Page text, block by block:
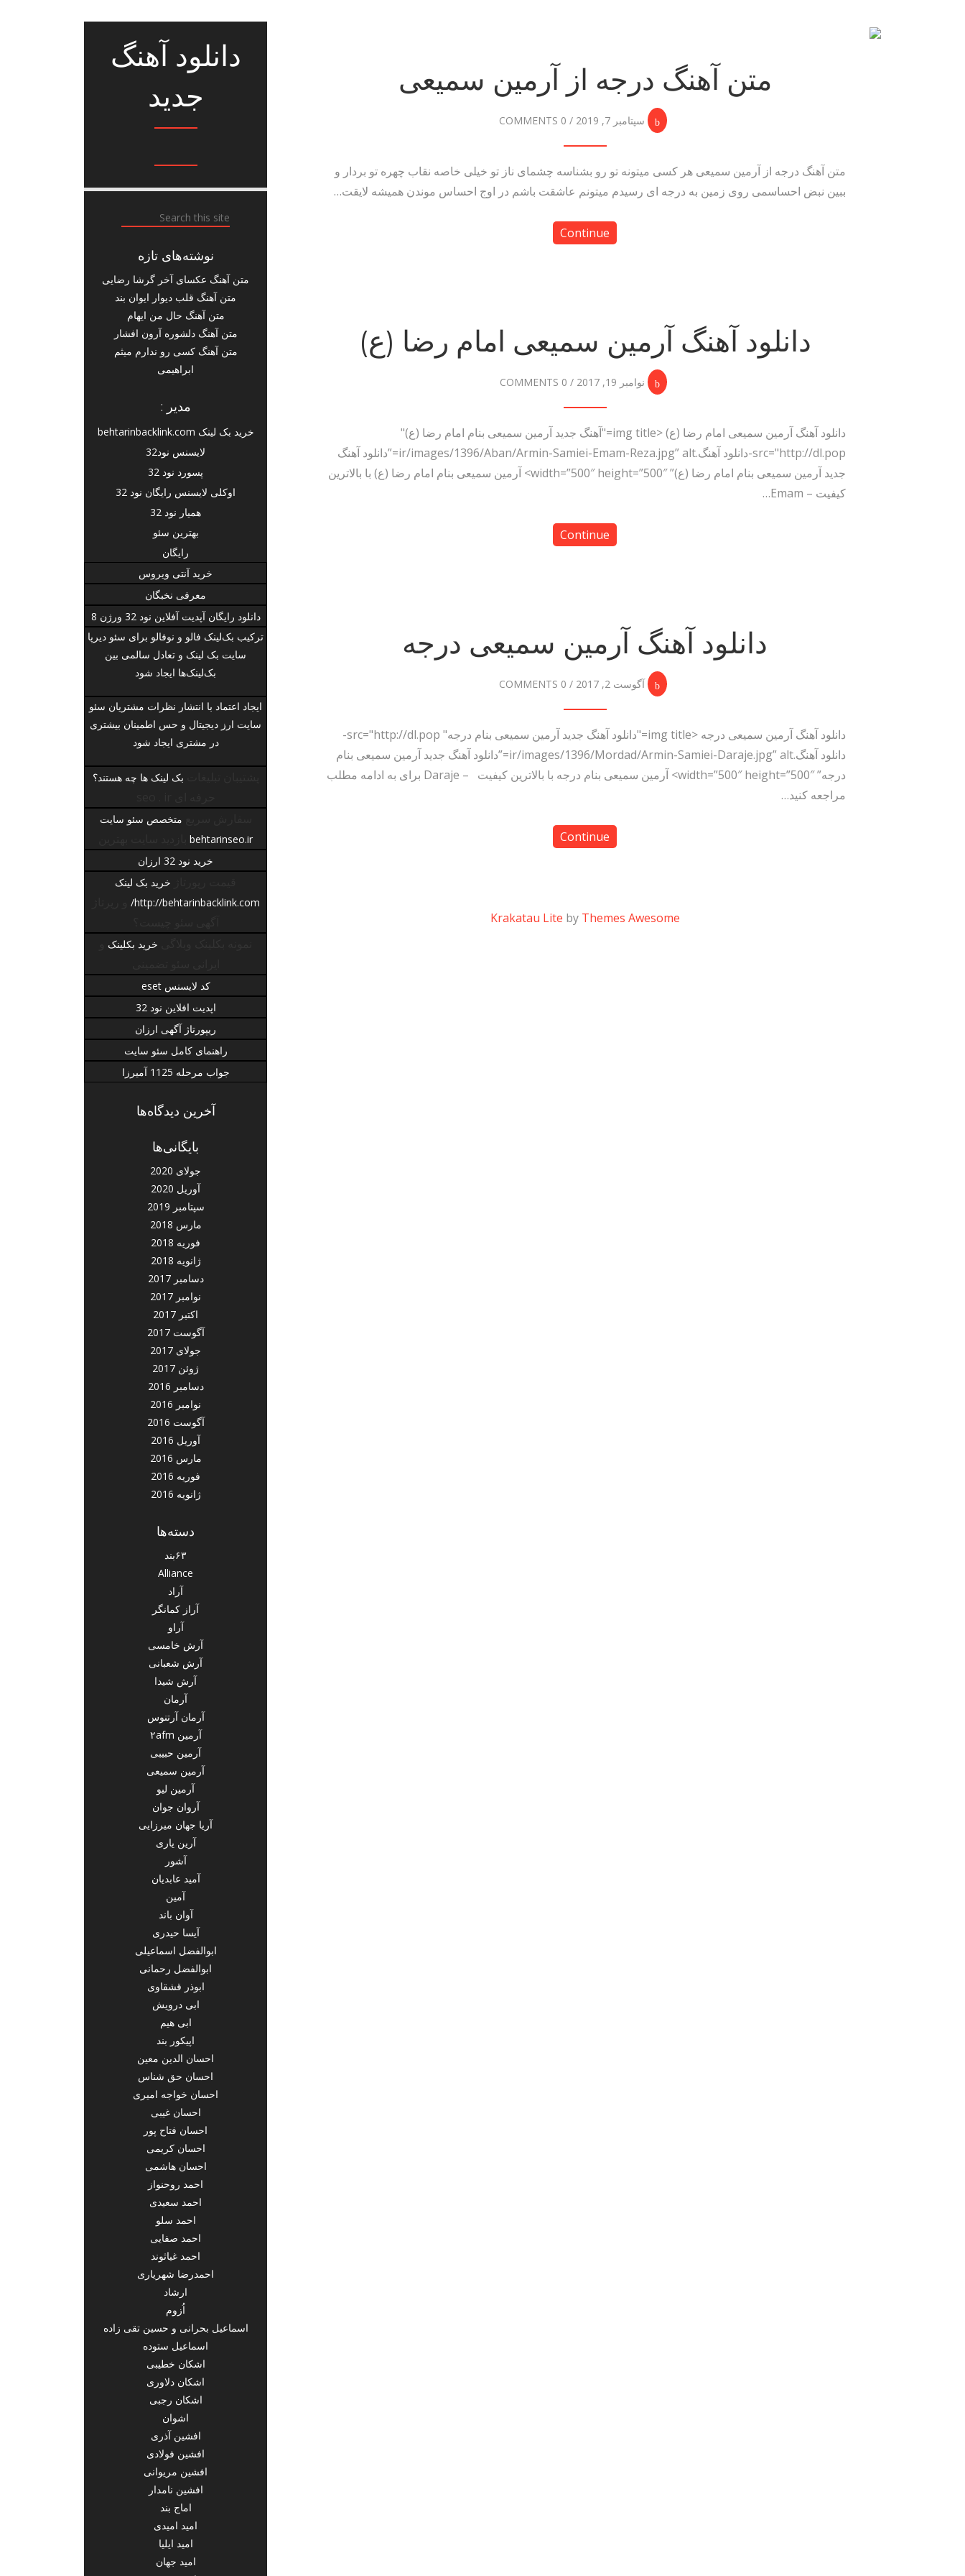
دانلود آهنگ
جدید
نوشته‌های تازه
متن آهنگ عکسای آخر گرشا رضایی
متن آهنگ قلب دیوار ایوان بند
متن آهنگ حال من ایهام
متن آهنگ دلشوره آرون افشار
متن آهنگ کسی رو ندارم میثم
ابراهیمی
مدیر :
خرید بک لینک behtarinbacklink.com
لایسنس نود32
پسورد نود 32
اوکلی لایسنس رایگان نود 32
همیار نود 32
بهترین سئو
رایگان
خرید آنتی ویروس
معرفی نخبگان
دانلود رایگان آپدیت آفلاین نود 32 ورژن 8
ترکیب بک‌لینک فالو و نوفالو برای سئو دیرپا
سایت بک لینک و تعادل سالمی بین
بک‌لینک‌ها ایجاد شود
ایجاد اعتماد با انتشار نظرات مشتریان سئو
سایت ارز دیجیتال و حس اطمینان بیشتری
در مشتری ایجاد شود
بک لینک ها چه هستند؟
متخصص سئو سایت
behtarinseo.ir
خرید نود 32 ارزان
خرید بک لینک
http://behtarinbacklink.com/
خرید بکلینک
کد لایسنس eset
اپدیت افلاین نود 32
ریپورتاژ آگهی ارزان
راهنمای کامل سئو سایت
جواب مرحله 1125 آمیرزا
آخرین دیدگاه‌ها
بایگانی‌ها
جولای 2020
آوریل 2020
سپتامبر 2019
مارس 2018
فوریه 2018
ژانویه 2018
دسامبر 2017
نوامبر 2017
اکتبر 2017
آگوست 2017
جولای 2017
ژوئن 2017
دسامبر 2016
نوامبر 2016
آگوست 2016
آوریل 2016
مارس 2016
فوریه 2016
ژانویه 2016
دسته‌ها
۶۳بند
Alliance
آراد
آراز کمانگر
آراو
آرش خامسی
آرش شعبانی
آرش شیدا
آرمان
آرمان آرتنوس
آرمین ۲afm
آرمین حبیبی
آرمین سمیعی
آرمین لیو
آروان جوان
آریا جهان میرزایی
آرین یاری
آشور
آمید عابدیان
آمین
آوان باند
آیسا حیدری
ابوالفضل اسماعیلی
ابوالفضل رحمانی
ابوذر قشقاوی
ابی درویش
ابی هیم
اپیکور بند
احسان الدین معین
احسان حق شناس
احسان خواجه امیری
احسان غیبی
احسان فتاح پور
احسان کریمی
احسان هاشمی
احمد روحنواز
احمد سعیدی
احمد سلو
احمد صفایی
احمد غیاثوند
احمدرضا شهریاری
ارشاد
اُزوم
اسماعیل بحرانی و حسین تقی زاده
اسماعیل ستوده
اشکان خطیبی
اشکان دلاوری
اشکان رجبی
اشوان
افشین آذری
افشین فولادی
افشین مریوانی
افشین نامدار
اماج بند
امید امیدی
امید ایلیا
امید جهان
متن آهنگ درجه از آرمین سمیعی
سپتامبر 7, 2019 /
0 COMMENTS
متن آهنگ درجه از آرمین سمیعی هر کسی میتونه تو رو بشناسه چشمای ناز تو خیلی خاصه نقاب چهره تو بردار و
ببین نبض احساسمی روی زمین به درجه ای رسیدم میتونم عاشقت باشم در اوج احساس موندن همیشه لایقت…
Continue
دانلود آهنگ آرمین سمیعی امام رضا (ع)
نوامبر 19, 2017 /
0 COMMENTS
دانلود آهنگ آرمین سمیعی امام رضا (ع) <img title="آهنگ جدید آرمین سمیعی بنام امام رضا (ع)"
src="http://dl.pop-دانلود آهنگ.ir/images/1396/Aban/Armin-Samiei-Emam-Reza.jpg” alt=”دانلود آهنگ
جدید آرمین سمیعی بنام امام رضا (ع)” width=”500″ height=”500″> آرمین سمیعی بنام امام رضا (ع) با بالاترین
کیفیت – Emam…
Continue
دانلود آهنگ آرمین سمیعی درجه
آگوست 2, 2017 /
0 COMMENTS
دانلود آهنگ آرمین سمیعی درجه <img title="دانلود آهنگ جدید آرمین سمیعی بنام درجه" src="http://dl.pop-
دانلود آهنگ.ir/images/1396/Mordad/Armin-Samiei-Daraje.jpg” alt=”دانلود آهنگ جدید آرمین سمیعی بنام
درجه” width=”500″ height=”500″> آرمین سمیعی بنام درجه با بالاترین کیفیت – Daraje برای به ادامه مطلب
مراجعه کنید…
Continue
Krakatau Lite by Themes Awesome